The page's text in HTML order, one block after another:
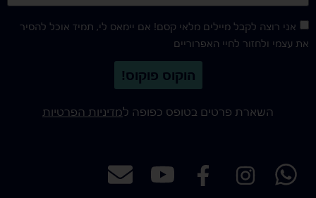
אני רוצה לקבל מיילים מלאי קסם! אם יימאס לי, תמיד אוכל להסיר
את עצמי ולחזור לחיי האפרוריים
הוקוס פוקוס!
השארת פרטים בטופס כפופה למדיניות הפרטיות